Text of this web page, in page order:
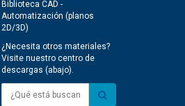
Biblioteca CAD -
Automatización (planos
2D/3D)
¿Necesita otros materiales?
Visite nuestro centro de
descargas (abajo).